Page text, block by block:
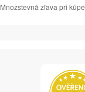
Množstevná zľava pri